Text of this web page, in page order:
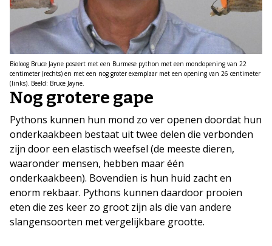
Bioloog Bruce Jayne poseert met een Burmese python met een mondopening van 22
centimeter (rechts) en met een nog groter exemplaar met een opening van 26 centimeter
(links). Beeld: Bruce Jayne.
Nog grotere gape
Pythons kunnen hun mond zo ver openen doordat hun
onderkaakbeen bestaat uit twee delen die verbonden
zijn door een elastisch weefsel (de meeste dieren,
waaronder mensen, hebben maar één
onderkaakbeen). Bovendien is hun huid zacht en
enorm rekbaar. Pythons kunnen daardoor prooien
eten die zes keer zo groot zijn als die van andere
slangensoorten met vergelijkbare grootte.